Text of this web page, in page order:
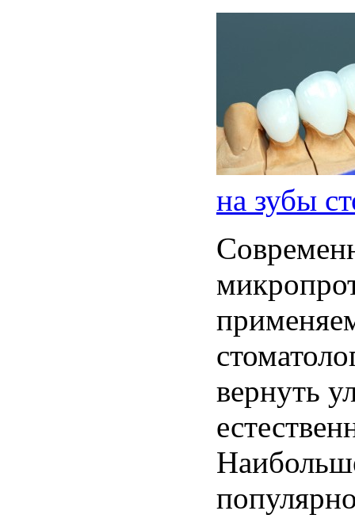
на зубы
вернуть